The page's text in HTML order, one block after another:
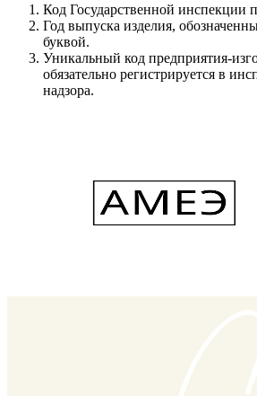
Код Государственной инспекции
Год выпуска изделия,
буквой.
Уникальный код предприятия-
обязательно регистрируется в
надзора.